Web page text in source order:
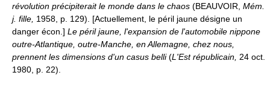
révolution précipiterait le monde dans le chaos (BEAUVOIR, Mém.
j. fille, 1958, p. 129). [Actuellement, le péril jaune désigne un
danger écon.] Le péril jaune, l'expansion de l'automobile nippone
outre-Atlantique, outre-Manche, en Allemagne, chez nous,
prennent les dimensions d'un casus belli(L'Est républicain, 24 oct.
1980, p. 22).